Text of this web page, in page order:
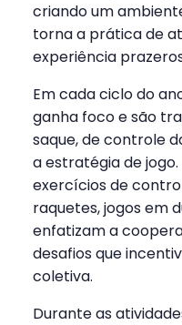
criando um
torna a prática de
experiência
Em cada ciclo do
ganha foco e são
saque, de controle
a estratégia de
exercícios de
raquetes, jogos em
enfatizam a
desafios que
coletiva.
Durante as